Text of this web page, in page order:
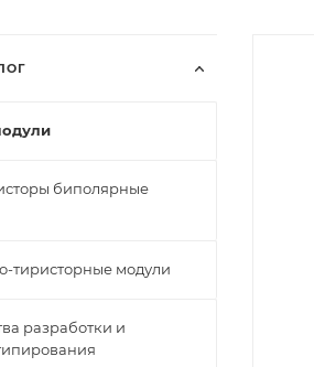
биполярные
тиристорные модули
разработки и